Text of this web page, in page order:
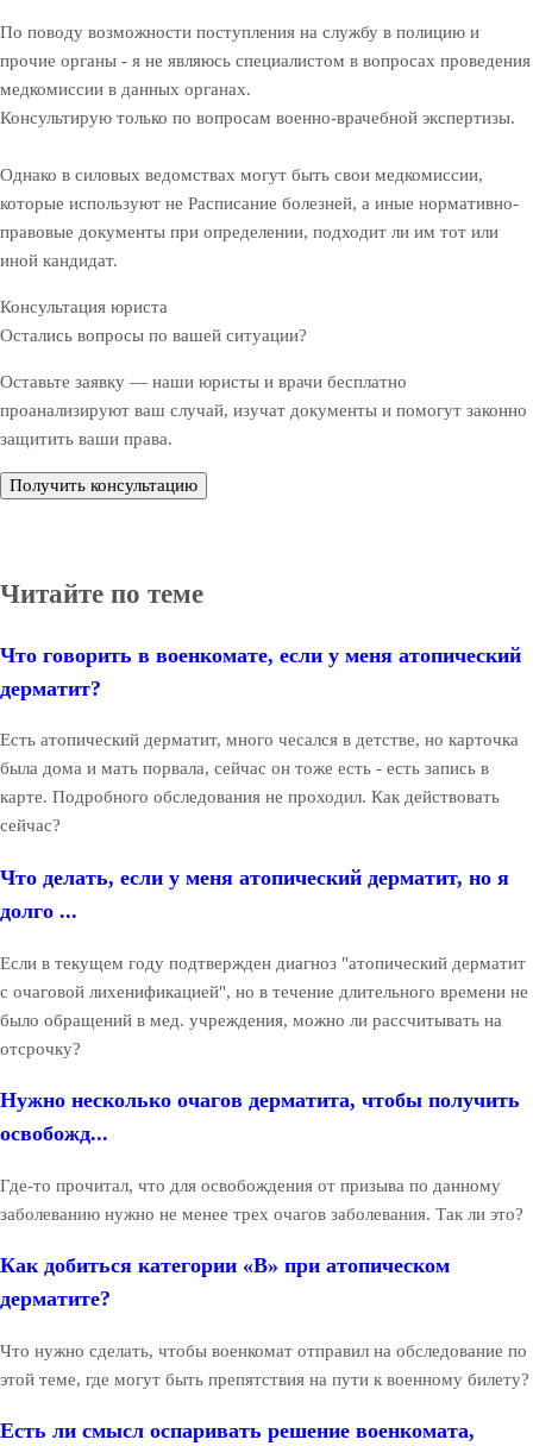
По поводу возможности поступления на службу в полицию и
прочие органы - я не являюсь специалистом в вопросах проведения
медкомиссии в данных органах.
Консультирую только по вопросам военно-врачебной экспертизы.
Однако в силовых ведомствах могут быть свои медкомиссии,
которые используют не Расписание болезней, а иные нормативно-
правовые документы при определении, подходит ли им тот или
иной кандидат.
Консультация юриста
Остались вопросы по вашей ситуации?
Оставьте заявку — наши юристы и врачи бесплатно
проанализируют ваш случай, изучат документы и помогут законно
защитить ваши права.
Получить консультацию
Читайте по теме
Что говорить в военкомате, если у меня атопический
дерматит?
Есть атопический дерматит, много чесался в детстве, но карточка
была дома и мать порвала, сейчас он тоже есть - есть запись в
карте. Подробного обследования не проходил. Как действовать
сейчас?
Что делать, если у меня атопический дерматит, но я
долго ...
Если в текущем году подтвержден диагноз "атопический дерматит
с очаговой лихенификацией", но в течение длительного времени не
было обращений в мед. учреждения, можно ли рассчитывать на
отсрочку?
Нужно несколько очагов дерматита, чтобы получить
освобожд...
Где-то прочитал, что для освобождения от призыва по данному
заболеванию нужно не менее трех очагов заболевания. Так ли это?
Как добиться категории «В» при атопическом
дерматите?
Что нужно сделать, чтобы военкомат отправил на обследование по
этой теме, где могут быть препятствия на пути к военному билету?
Есть ли смысл оспаривать решение военкомата,